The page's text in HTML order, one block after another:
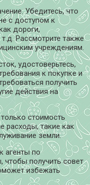
Убедитесь, что
с доступом к
дороги,
Рассмотрите также
учреждениям.
удостоверьтесь,
к покупке и
получить
действия на
стоимость
расходы, такие как
земли.
агенты по
получить совет
избежать